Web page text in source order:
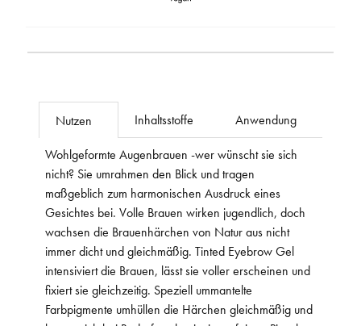
Nutzen Inhaltsstoffe Anwendung
Wohlgeformte Augenbrauen -wer wünscht sie sich
nicht? Sie umrahmen den Blick und tragen
maßgeblich zum harmonischen Ausdruck eines
Gesichtes bei. Volle Brauen wirken jugendlich, doch
wachsen die Brauenhärchen von Natur aus nicht
immer dicht und gleichmäßig. Tinted Eyebrow Gel
intensiviert die Brauen, lässt sie voller erscheinen und
fixiert sie gleichzeitig. Speziell ummantelte
Farbpigmente umhüllen die Härchen gleichmäßig und